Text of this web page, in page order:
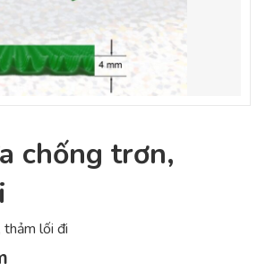
chống trơn,
thảm lối đi